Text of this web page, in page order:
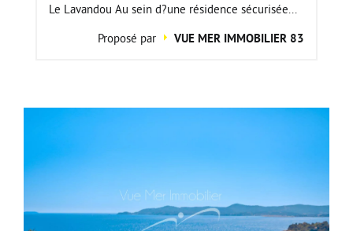
Le Lavandou Au sein d?une résidence sécurisée...
Proposé par
VUE MER IMMOBILIER 83